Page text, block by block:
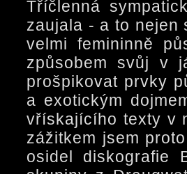
Tříčlenná
zaujala - a to nejen
velmi femininně
způsobem svůj v
prošpikovat prvky
a exotickým
vřískajícího texty v
zážitkem jsem
osidel diskografie